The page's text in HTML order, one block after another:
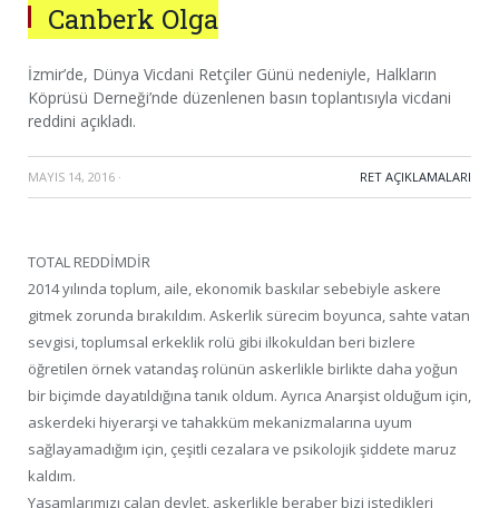
Canberk Olga
İzmir’de, Dünya Vicdani Retçiler Günü nedeniyle, Halkların
Köprüsü Derneği’nde düzenlenen basın toplantısıyla vicdani
reddini açıkladı.
MAYIS 14, 2016 · RET AÇIKLAMALARI
TOTAL REDDİMDİR
2014 yılında toplum, aile, ekonomik baskılar sebebiyle askere
gitmek zorunda bırakıldım. Askerlik sürecim boyunca, sahte vatan
sevgisi, toplumsal erkeklik rolü gibi ilkokuldan beri bizlere
öğretilen örnek vatandaş rolünün askerlikle birlikte daha yoğun
bir biçimde dayatıldığına tanık oldum. Ayrıca Anarşist olduğum için,
askerdeki hiyerarşi ve tahakküm mekanizmalarına uyum
sağlayamadığım için, çeşitli cezalara ve psikolojik şiddete maruz
kaldım.
Yaşamlarımızı çalan devlet, askerlikle beraber bizi istedikleri